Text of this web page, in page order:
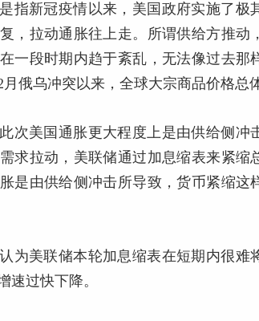
指新冠疫情以来，美国政府实施了极
，拉动通胀往上走。所谓供给方推动
一段时期内趋于紊乱，无法像过去那
俄乌冲突以来，全球大宗商品价格总
次美国通胀更大程度上是由供给侧冲
求拉动，美联储通过加息缩表来紧缩
是由供给侧冲击所导致，货币紧缩这
为美联储本轮加息缩表在短期内很难
速过快下降。